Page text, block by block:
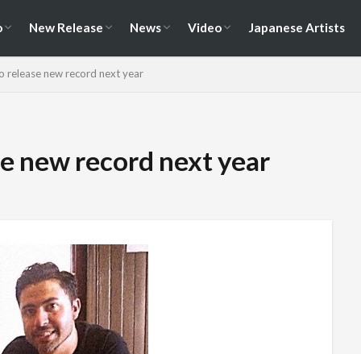
New Release News Video Japanese Artists
release new record next year
new record next year